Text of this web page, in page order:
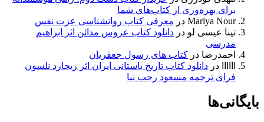
برای بهره‌وری از کتاب‌های شما
Mariya Nour در معرفی کتاب روانشناسی عزت نفس
تینا عیسی لو در دانلود کتاب عروس مدائن اثر ابراهیم
مدرسی
احمدرضا در کتاب های رسول جعفریان
در دانلود کتاب تاریخ باستانی ایران اثر ریچارد نلسون
فرای ترجمه مسعود رجب نیا
بایگانی‌ها